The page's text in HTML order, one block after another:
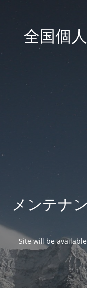
全国個
メンテナ
Site will be